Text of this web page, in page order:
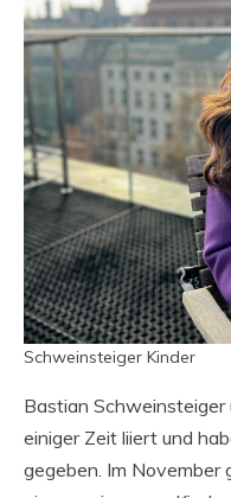
Schweinsteiger Kinder
Bastian
einiger Zeit liiert und
gegeben. Im November